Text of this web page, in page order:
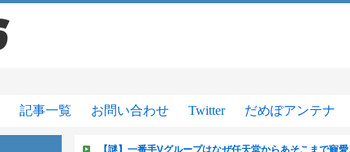
記事一覧 お問い合わせ Twitter だめぽアンテナ